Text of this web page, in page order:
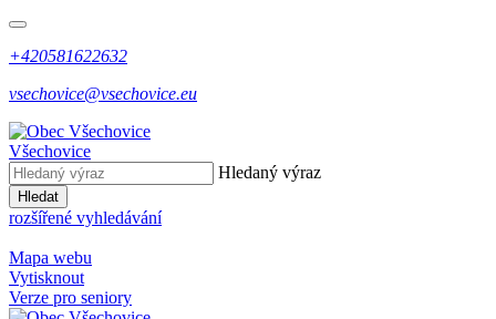
+420581622632
vsechovice@vsechovice.eu
Všechovice
Hledaný výraz
Hledat
rozšířené vyhledávání
Mapa webu
Vytisknout
Verze pro seniory